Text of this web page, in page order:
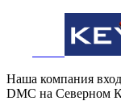
Наша компания
DMC на Северном